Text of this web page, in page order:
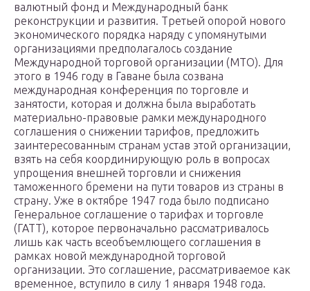
валютный фонд и Международный банк
реконструкции и развития. Третьей опорой нового
экономического порядка наряду с упомянутыми
организациями предполагалось создание
Международной торговой организации (МТО). Для
этого в 1946 году в Гаване была созвана
международная конференция по торговле и
занятости, которая и должна была выработать
материально-правовые рамки международного
соглашения о снижении тарифов, предложить
заинтересованным странам устав этой организации,
взять на себя координирующую роль в вопросах
упрощения внешней торговли и снижения
таможенного бремени на пути товаров из страны в
страну. Уже в октябре 1947 года было подписано
Генеральное соглашение о тарифах и торговле
(ГАТТ), которое первоначально рассматривалось
лишь как часть всеобъемлющего соглашения в
рамках новой международной торговой
организации. Это соглашение, рассматриваемое как
временное, вступило в силу 1 января 1948 года.